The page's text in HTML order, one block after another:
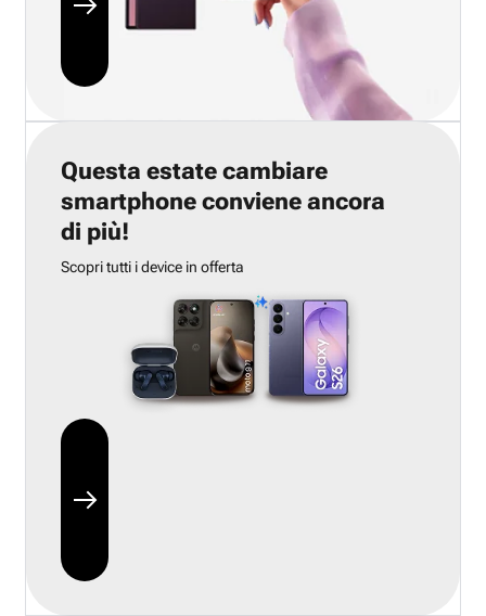
Questa estate cambiare
smartphone conviene ancora
di più!
Scopri tutti i device in offerta